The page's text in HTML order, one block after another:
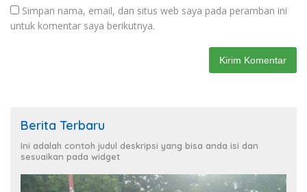
Simpan nama, email, dan situs web saya pada peramban ini
untuk komentar saya berikutnya.
Berita Terbaru
Ini adalah contoh judul deskripsi yang bisa anda isi dan
sesuaikan pada widget